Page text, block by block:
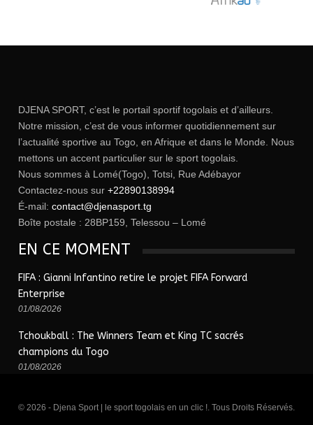
DJENA SPORT, c’est le portail sportif togolais et d’ailleurs.
Notre mission, c’est de vous informer quotidiennement sur
l’actualité sportive au Togo, en Afrique et dans le Monde. Nous
mettons un accent particulier sur le sport togolais.
Nous sommes à Lomé(Togo), Totsi, Rue Adébayor
Contactez-nous sur +22890138994
É-mail: contact@djenasport.tg
Boîte postale : 28BP159, Telessou – Lomé
EN CE MOMENT
FIFA : Gianni Infantino retire le projet FIFA Forward
Enterprise
01/08/2026
Tchoukball : The Winners Team et King TC sacrés
champions du Togo
01/08/2026
© 2026 - Djena Sport | le sport togolais en un clic !. Tous Droits Réservés.